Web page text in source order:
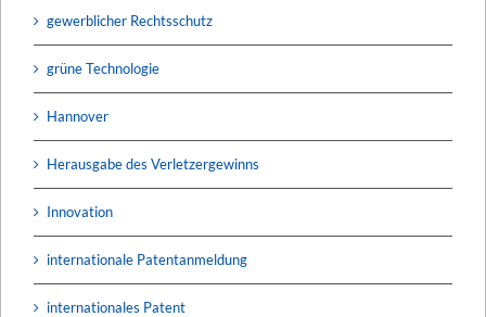
gewerblicher Rechtsschutz
grüne Technologie
Hannover
Herausgabe des Verletzergewinns
Innovation
internationale Patentanmeldung
internationales Patent